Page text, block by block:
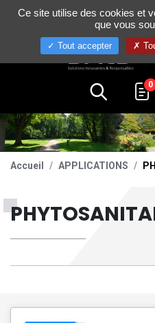
+33 (0)4 75
0
Accueil APPLICATIONS
Gestion de vos préférences sur
Ce site utilise des cookies et
que vous
Tout accepter